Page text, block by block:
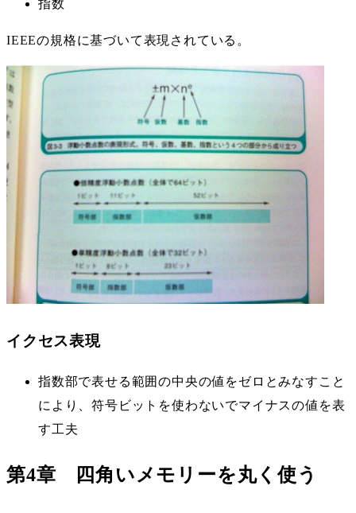
指数
IEEEの規格に基づいて表現されている。
イクセス表現
指数部で表せる範囲の中央の値をゼロとみなすこと
により、符号ビットを使わないでマイナスの値を表
す工夫
第4章 四角いメモリーを丸く使う